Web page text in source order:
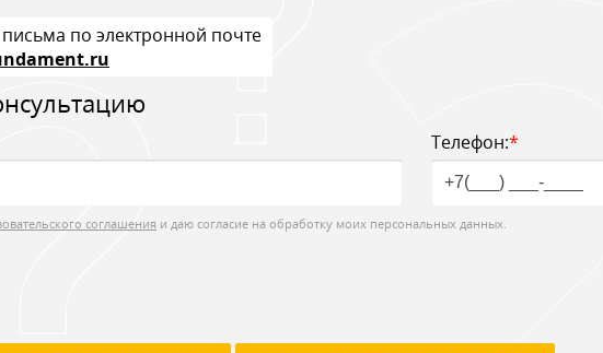
по электронной почте
Телефон:*
соглашения и даю согласие на обработку моих персональных данных.